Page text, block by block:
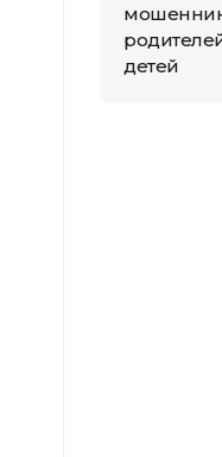
детей